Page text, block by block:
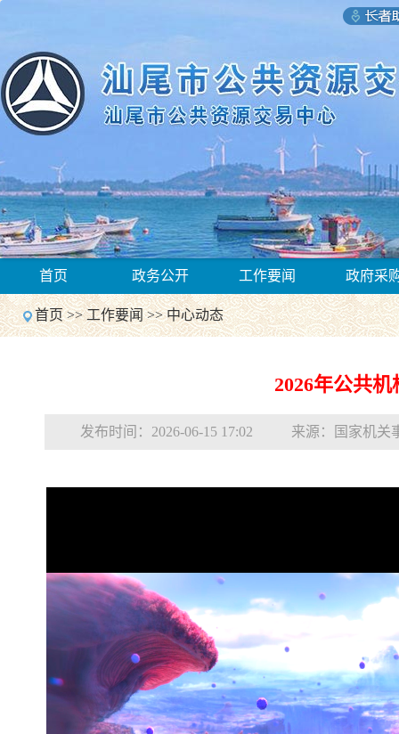
Previous
Next
1
首页 政务公开 工作要闻 政府采
首页>>工作要闻>>中心动态
2026年公共
发布时间：2026-06-15 17:02 来源：国家机关